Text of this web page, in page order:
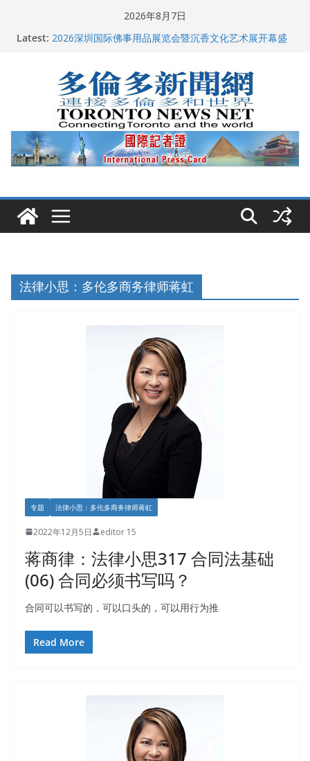
2026年8月7日
Latest: 2026深圳国际佛事用品展览会暨沉香文化艺术展开幕盛
特朗普称加拿大“不友善”并批评其领导层 卡尼：谈判事
关加拿大就业
2026加拿大青少年儿童绘画比赛颁奖典礼多伦多举行
龚晓华参加多伦多骄傲大游行 与市民分享竞选理念
法律小思：多伦多商务律师蒋虹
专题 法律小思：多伦多商务律师蒋虹
2022年12月5日 editor 15
蒋商律：法律小思317 合同法基础
(06) 合同必须书写吗？
合同可以书写的，可以口头的，可以用行为推
Read More